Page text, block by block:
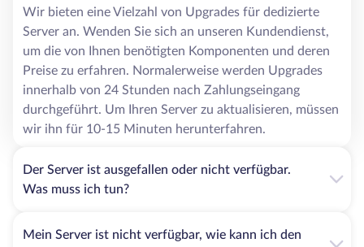
Wir bieten eine Vielzahl von Upgrades für dedizierte
Server an. Wenden Sie sich an unseren Kundendienst,
um die von Ihnen benötigten Komponenten und deren
Preise zu erfahren. Normalerweise werden Upgrades
innerhalb von 24 Stunden nach Zahlungseingang
durchgeführt. Um Ihren Server zu aktualisieren, müssen
wir ihn für 10-15 Minuten herunterfahren.
Der Server ist ausgefallen oder nicht verfügbar.
Was muss ich tun?
Mein Server ist nicht verfügbar, wie kann ich den